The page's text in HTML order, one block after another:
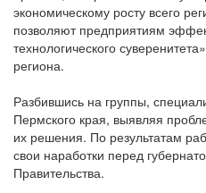
экономическому росту всего
позволяют предприятиям
технологического
региона.
Разбившись на группы,
Пермского края, выявляя
их решения. По результатам
свои наработки перед
Правительства.